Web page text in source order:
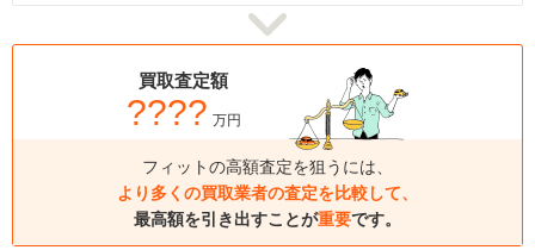
買取査定額
???? 万円
フィットの高額査定を狙うには、
より多くの買取業者の査定を比較して、
最高額を引き出すことが重要です。